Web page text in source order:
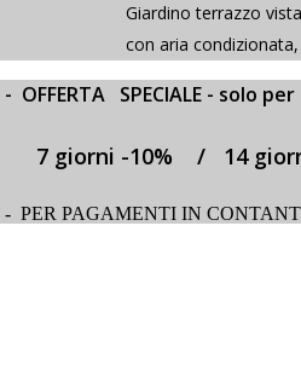
Giardino terrazzo vista
con aria condizionata,
- OFFERTA SPECIALE -
7 giorni -10% / 14
- PER PAGAMENTI IN